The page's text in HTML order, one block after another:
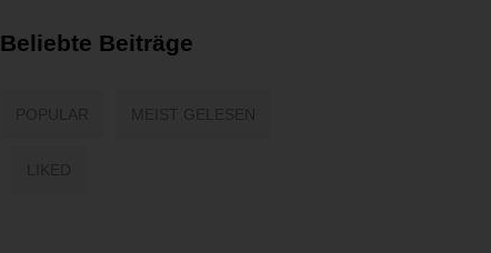
Beliebte Beiträge